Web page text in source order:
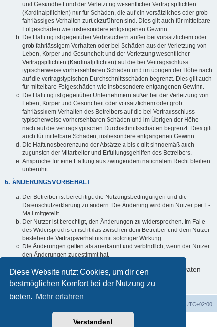
Diese Website nutzt Cookies, um dir den
bestmöglichen Komfort bei der Nutzung zu
bieten. Mehr erfahren
Verstanden!
und Gesundheit und der Verletzung wesentlicher Vertragspflichten
(Kardinalpflichten) nur für Schäden, die auf ein vorsätzliches oder grob
fahrlässiges Verhalten zurückzuführen sind. Dies gilt auch für mittelbare
Folgeschäden wie insbesondere entgangenen Gewinn.
Die Haftung ist gegenüber Verbrauchern außer bei vorsätzlichem oder
grob fahrlässigem Verhalten oder bei Schäden aus der Verletzung von
Leben, Körper und Gesundheit und der Verletzung wesentlicher
Vertragspflichten (Kardinalpflichten) auf die bei Vertragsschluss
typischerweise vorhersehbaren Schäden und im übrigen der Höhe nach
auf die vertragstypischen Durchschnittsschäden begrenzt. Dies gilt auch
für mittelbare Folgeschäden wie insbesondere entgangenen Gewinn.
Die Haftung ist gegenüber Unternehmern außer bei der Verletzung von
Leben, Körper und Gesundheit oder vorsätzlichem oder grob
fahrlässigem Verhalten des Betreibers auf die bei Vertragsschluss
typischerweise vorhersehbaren Schäden und im Übrigen der Höhe
nach auf die vertragstypischen Durchschnittsschäden begrenzt. Dies gilt
auch für mittelbare Schäden, insbesondere entgangenen Gewinn.
Die Haftungsbegrenzung der Absätze a bis c gilt sinngemäß auch
zugunsten der Mitarbeiter und Erfüllungsgehilfen des Betreibers.
Ansprüche für eine Haftung aus zwingendem nationalem Recht bleiben
unberührt.
6. ÄNDERUNGSVORBEHALT
Der Betreiber ist berechtigt, die Nutzungsbedingungen und die
Datenschutzerklärung zu ändern. Die Änderung wird dem Nutzer per E-
Mail mitgeteilt.
Der Nutzer ist berechtigt, den Änderungen zu widersprechen. Im Falle
des Widerspruchs erlischt das zwischen dem Betreiber und dem Nutzer
bestehende Vertragsverhältnis mit sofortiger Wirkung.
Die Änderungen gelten als anerkannt und verbindlich, wenn der Nutzer
den Änderungen zugestimmt hat.
Informationen über den Umgang mit deinen persönlichen Daten
sind in der Datenschutzerklärung enthalten.
UTC+02:00
Powered byphpBB® Forum Software © phpBB Limited